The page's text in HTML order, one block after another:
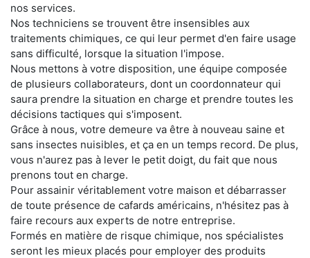
nos services.
Nos techniciens se trouvent être insensibles aux
traitements chimiques, ce qui leur permet d'en faire usage
sans difficulté, lorsque la situation l'impose.
Nous mettons à votre disposition, une équipe composée
de plusieurs collaborateurs, dont un coordonnateur qui
saura prendre la situation en charge et prendre toutes les
décisions tactiques qui s'imposent.
Grâce à nous, votre demeure va être à nouveau saine et
sans insectes nuisibles, et ça en un temps record. De plus,
vous n'aurez pas à lever le petit doigt, du fait que nous
prenons tout en charge.
Pour assainir véritablement votre maison et débarrasser
de toute présence de cafards américains, n'hésitez pas à
faire recours aux experts de notre entreprise.
Formés en matière de risque chimique, nos spécialistes
seront les mieux placés pour employer des produits